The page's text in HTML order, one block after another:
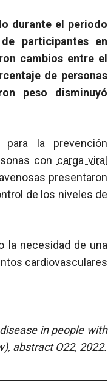
durante el periodo
participantes en
cambios entre el
de personas
peso disminuyó
la prevención
con carga viral
presentaron
de los niveles de
la necesidad de una
cardiovasculares
in people with
abstract O22, 2022.